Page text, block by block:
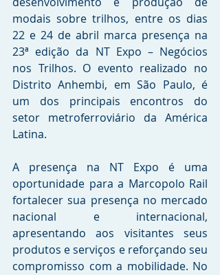
modais sobre trilhos, entre os dias
22 e 24 de abril marca presença na
23ª edição da NT Expo – Negócios
nos Trilhos. O evento realizado no
Distrito Anhembi, em São Paulo, é
um dos principais encontros do
setor metroferroviário da América
Latina.
A presença na NT Expo é uma
oportunidade para a Marcopolo Rail
fortalecer sua presença no mercado
nacional e internacional,
apresentando aos visitantes seus
produtos e serviços e reforçando seu
compromisso com a mobilidade. No